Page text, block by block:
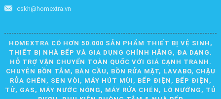
cskh@homextra.vn
HOMEXTRA CÓ HƠN 50.000 SẢN PHẨM THIẾT BỊ VỆ SINH,
THIẾT BỊ NHÀ BẾP VÀ GIA DỤNG CHÍNH HÃNG, ĐA DẠNG.
HỖ TRỢ VẬN CHUYỂN TOÀN QUỐC VỚI GIÁ CẠNH TRANH.
CHUYÊN BỒN TẮM, BÀN CẦU, BỒN RỬA MẶT, LAVABO, CHẬU
RỬA CHÉN, SEN VÒI, MÁY HÚT MÙI, BẾP ĐIỆN, BẾP ĐIỆN,
TỪ, GAS, MÁY NƯỚC NÓNG, MÁY RỬA CHÉN, LÒ NƯỚNG, TỦ